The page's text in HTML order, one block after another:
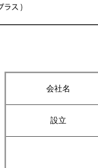
会社名
設立